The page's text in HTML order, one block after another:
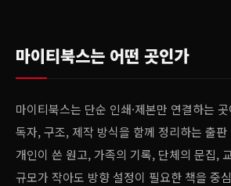
마이티북스는 어떤 곳인가
마이티북스는 단순 인쇄·제본만 연결하는
독자, 구조, 제작 방식을 함께 정리하는 출
개인이 쓴 원고, 가족의 기록, 단체의 문집,
규모가 작아도 방향 설정이 필요한 책을 중